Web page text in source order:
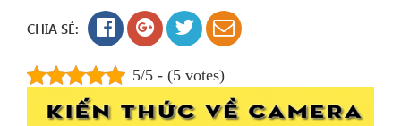
CHIA SẺ:
5/5 - (5 votes)